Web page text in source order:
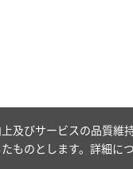
及びサービスの品質
ものとします。詳細